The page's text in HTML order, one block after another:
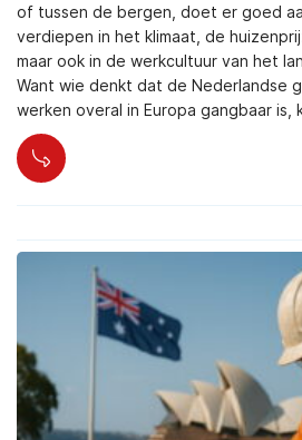
of tussen de bergen, doet er goed
verdiepen in het klimaat, de
maar ook in de werkcultuur van het
Want wie denkt dat de Nederlandse
werken overal in Europa gangbaar is,